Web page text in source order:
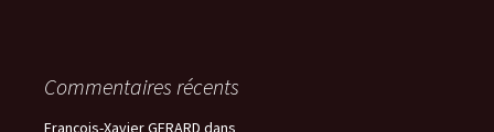
Commentaires récents
François-Xavier GERARD dans